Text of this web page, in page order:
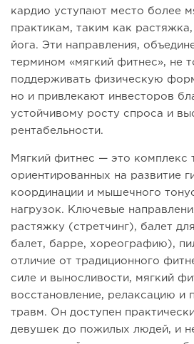
кардио уступают место более
практикам, таким как
йога. Эти направления,
термином «мягкий фитнес», не
поддерживать физическую
но и привлекают инвесторов
устойчивому росту спроса и
рентабельности.
Мягкий фитнес — это комплекс
ориентированных на развитие
координации и мышечного
нагрузок. Ключевые
растяжку (стретчинг), балет
балет, барре, хореографию),
отличие от традиционного
силе и выносливости, мягкий
восстановление, релаксацию и
травм. Он доступен
девушек до пожилых людей, и